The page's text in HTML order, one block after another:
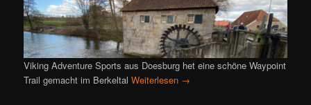
Viking Adventure Sports aus Doesburg het eine schöne Waypoint
Trail gemacht im BerkeltalWeiterlesen →